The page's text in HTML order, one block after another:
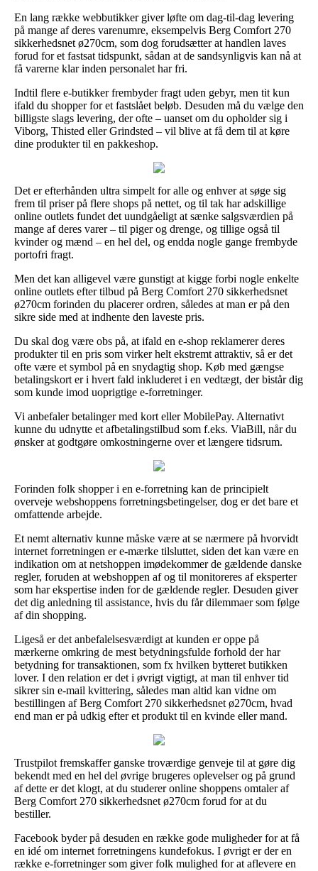
En lang række webbutikker giver løfte om dag-til-dag levering
på mange af deres varenumre, eksempelvis Berg Comfort 270
sikkerhedsnet ø270cm, som dog forudsætter at handlen laves
forud for et fastsat tidspunkt, sådan at de sandsynligvis kan nå at
få varerne klar inden personalet har fri.
Indtil flere e-butikker frembyder fragt uden gebyr, men tit kun
ifald du shopper for et fastslået beløb. Desuden må du vælge den
billigste slags levering, der ofte – uanset om du opholder sig i
Viborg, Thisted eller Grindsted – vil blive at få dem til at køre
dine produkter til en pakkeshop.
Det er efterhånden ultra simpelt for alle og enhver at søge sig
frem til priser på flere shops på nettet, og til tak har adskillige
online outlets fundet det uundgåeligt at sænke salgsværdien på
mange af deres varer – til piger og drenge, og tillige også til
kvinder og mænd – en hel del, og endda nogle gange frembyde
portofri fragt.
Men det kan alligevel være gunstigt at kigge forbi nogle enkelte
online outlets efter tilbud på Berg Comfort 270 sikkerhedsnet
ø270cm forinden du placerer ordren, således at man er på den
sikre side med at indhente den laveste pris.
Du skal dog være obs på, at ifald en e-shop reklamerer deres
produkter til en pris som virker helt ekstremt attraktiv, så er det
ofte være et symbol på en snydagtig shop. Køb med gængse
betalingskort er i hvert fald inkluderet i en vedtægt, der bistår dig
som kunde imod uoprigtige e-forretninger.
Vi anbefaler betalinger med kort eller MobilePay. Alternativt
kunne du udnytte et afbetalingstilbud som f.eks. ViaBill, når du
ønsker at godtgøre omkostningerne over et længere tidsrum.
Forinden folk shopper i en e-forretning kan de principielt
overveje webshoppens forretningsbetingelser, dog er det bare et
omfattende arbejde.
Et nemt alternativ kunne måske være at se nærmere på hvorvidt
internet forretningen er e-mærke tilsluttet, siden det kan være en
indikation om at netshoppen imødekommer de gældende danske
regler, foruden at webshoppen af og til monitoreres af eksperter
som har ekspertise inden for de gældende regler. Desuden giver
det dig anledning til assistance, hvis du får dilemmaer som følge
af din shopping.
Ligeså er det anbefalelsesværdigt at kunden er oppe på
mærkerne omkring de mest betydningsfulde forhold der har
betydning for transaktionen, som fx hvilken bytteret butikken
lover. I den relation er det i øvrigt vigtigt, at man til enhver tid
sikrer sin e-mail kvittering, således man altid kan vidne om
bestillingen af Berg Comfort 270 sikkerhedsnet ø270cm, hvad
end man er på udkig efter et produkt til en kvinde eller mand.
Trustpilot fremskaffer ganske troværdige genveje til at gøre dig
bekendt med en hel del øvrige brugeres oplevelser og på grund
af dette er det klogt, at du studerer online shoppens omtaler af
Berg Comfort 270 sikkerhedsnet ø270cm forud for at du
bestiller.
Facebook byder på desuden en række gode muligheder for at få
en idé om internet forretningens kundefokus. I øvrigt er der en
række e-forretninger som giver folk mulighed for at aflevere en